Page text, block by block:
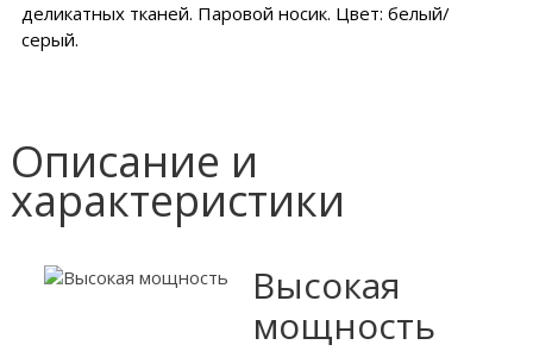
деликатных тканей. Паровой носик. Цвет: белый/
серый.
Описание и
характеристики
Высокая
мощность